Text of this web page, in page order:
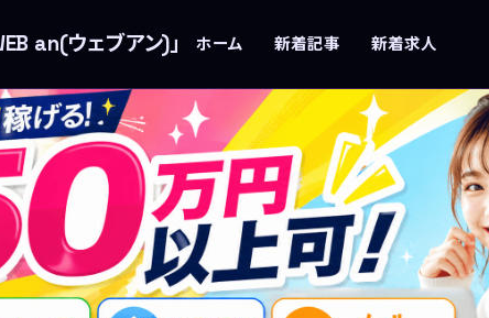
an(ウェブアン)」 ホーム 新着記事 新着求人